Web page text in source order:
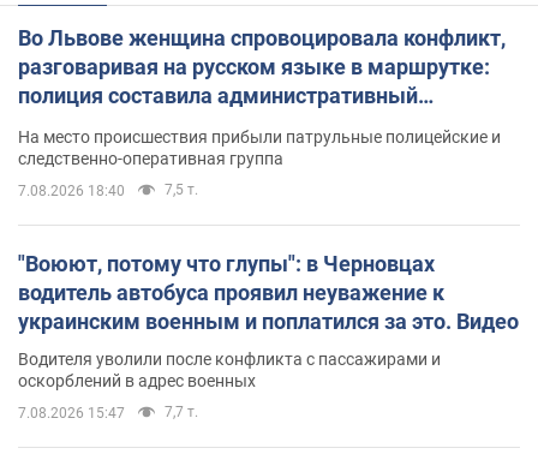
Во Львове женщина спровоцировала конфликт,
разговаривая на русском языке в маршрутке:
полиция составила административный
На место происшествия прибыли патрульные полицейские и
следственно-оперативная группа
7.08.2026 18:40 7,5 т.
"Воюют, потому что глупы": в Черновцах
водитель автобуса проявил неуважение к
украинским военным и поплатился за это. Видео
Водителя уволили после конфликта с пассажирами и
оскорблений в адрес военных
7.08.2026 15:47 7,7 т.